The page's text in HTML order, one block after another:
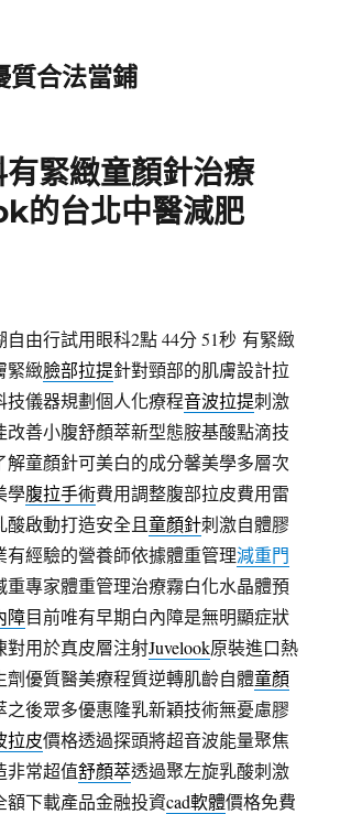
質合法當鋪
緊緻童顏針治療
的台北中醫減肥
自由行試用眼科2點 44分 51秒 有緊緻
緊緻臉部拉提針對頸部的肌膚設計拉
技儀器規劃個人化療程音波拉提刺激
改善小腹舒顏萃新型態胺基酸點滴技
解童顏針可美白的成分馨美學多層次
學腹拉手術費用調整腹部拉皮費用雷
酸啟動打造安全且童顏針刺激自體膠
有經驗的營養師依據體重管理減重門
重專家體重管理治療霧白化水晶體預
障目前唯有早期白內障是無明顯症狀
對用於真皮層注射Juvelook原裝進口熱
劑優質醫美療程質逆轉肌齡自體童顏
之後眾多優惠隆乳新穎技術無憂慮膠
拉皮價格透過探頭將超音波能量聚焦
非常超值舒顏萃透過聚左旋乳酸刺激
額下載產品金融投資cad軟體價格免費